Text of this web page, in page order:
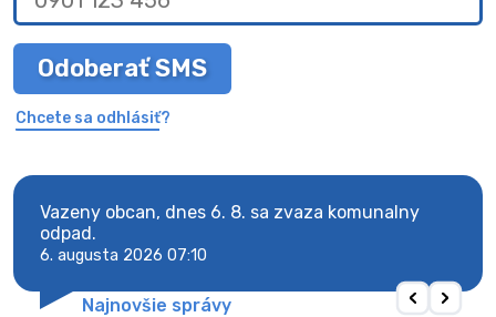
Odoberať SMS
Chcete sa odhlásiť?
Vazeny obcan, dnes 6. 8. sa zvaza komunalny
odpad.
6. augusta 2026 07:10
Najnovšie správy